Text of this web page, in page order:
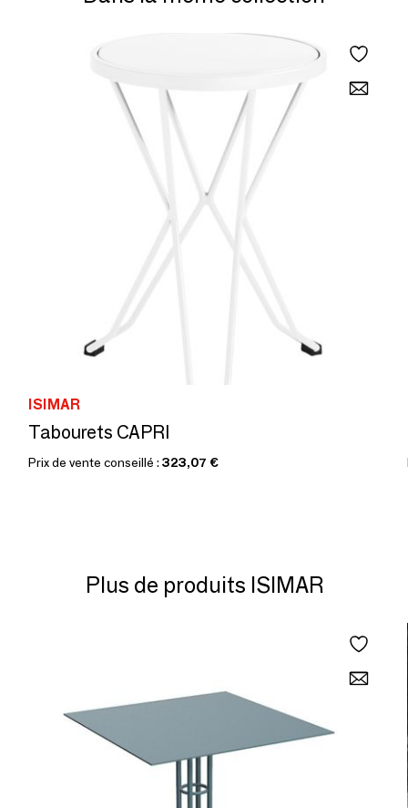
ISIMAR
Tabourets CAPRI
Prix de vente conseillé : 323,07 €
Plus de produits ISIMAR